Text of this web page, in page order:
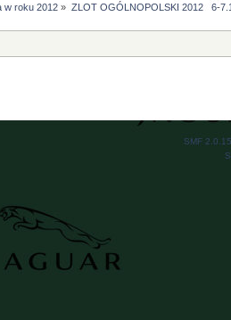
w roku 2012 » ZLOT OGÓLNOPOLSKI 2012   6-
SMF 2.0.15